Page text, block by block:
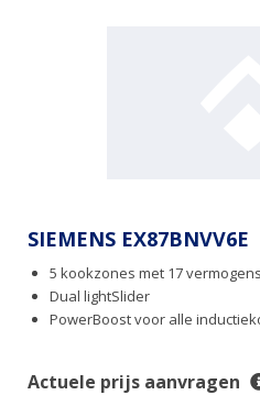
SIEMENS EX87BNVV6E
5 kookzones met 17
Dual lightSlider
PowerBoost voor alle
Actuele prijs aanvragen